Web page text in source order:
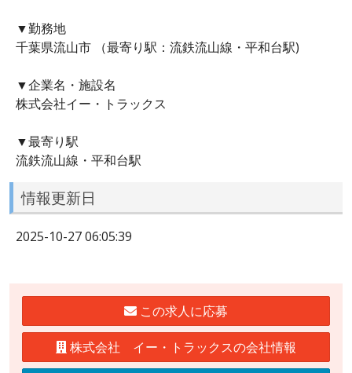
▼勤務地
千葉県流山市 （最寄り駅：流鉄流山線・平和台駅)
▼企業名・施設名
株式会社イー・トラックス
▼最寄り駅
流鉄流山線・平和台駅
情報更新日
2025-10-27 06:05:39
この求人に応募
株式会社 イー・トラックスの会社情報